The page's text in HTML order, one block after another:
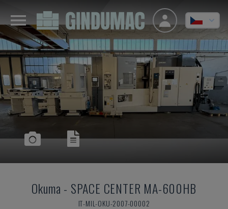
Okuma - SPACE CENTER MA-600HB
IT-MIL-OKU-2007-00002